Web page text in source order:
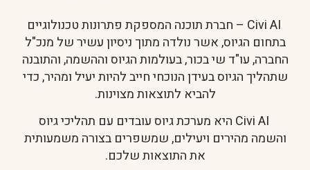
Civi AI – חברת תוכנה המספקת פתרונות טכנולוגיים
בתחום הגיוס, אשר נולדה מתוך ניסיון עשיר של מנכ"ל
החברה, עו"ד שי בכור, בעולמות הגיוס וההשמה, והתובנה
שתהליך הגיוס בעידן הנוכחי חייב להיות יעיל ומהיר, כדי
להביא לתוצאות מצוינות.
Civi AI היא מערכת גיוס עובדים עם תהליכי גיוס
והשמה מהירים ויעילים, שמשפרים בצורה משמעותית
את התוצאות שלכם.